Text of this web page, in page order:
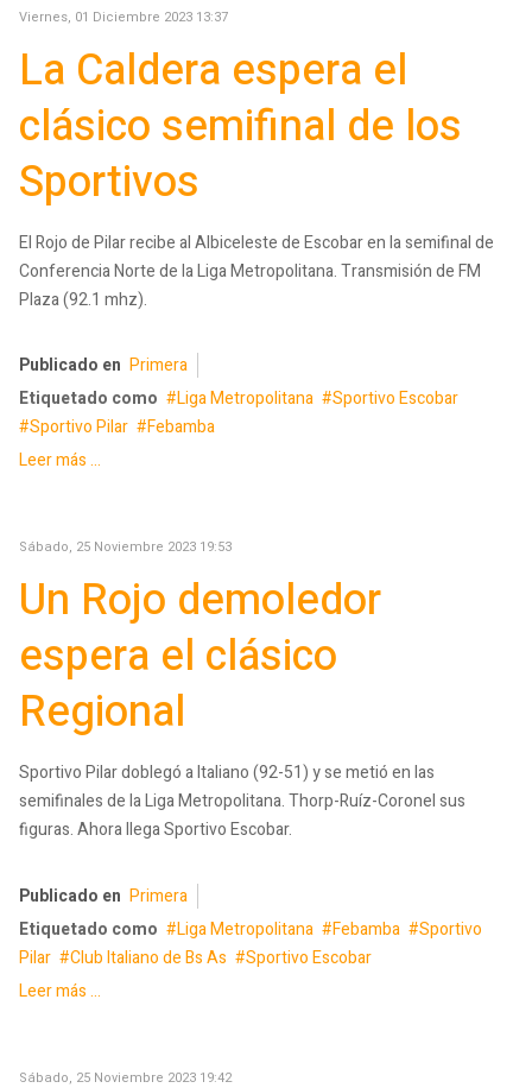
Viernes, 01 Diciembre 2023 13:37
La Caldera espera el
clásico semifinal de los
Sportivos
El Rojo de Pilar recibe al Albiceleste de Escobar en la semifinal de
Conferencia Norte de la Liga Metropolitana. Transmisión de FM
Plaza (92.1 mhz).
Publicado en Primera
Etiquetado como
Liga Metropolitana
Sportivo Escobar
Sportivo Pilar
Febamba
Leer más ...
Sábado, 25 Noviembre 2023 19:53
Un Rojo demoledor
espera el clásico
Regional
Sportivo Pilar doblegó a Italiano (92-51) y se metió en las
semifinales de la Liga Metropolitana. Thorp-Ruíz-Coronel sus
figuras. Ahora llega Sportivo Escobar.
Publicado en Primera
Etiquetado como
Liga Metropolitana Febamba
Sportivo
Pilar
Club Italiano de Bs As
Sportivo Escobar
Leer más ...
Sábado, 25 Noviembre 2023 19:42